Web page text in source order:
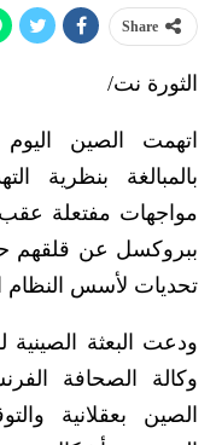
Share
الثورة نت/
اتهمت الصين
بالمبالغة بنظرية
مواجهات مفتعلة
ببروكسل عن قلقهم
تحديات لأسس النظام
ودعت البعثة الصينية
وكالة الصحافة
الصين بعقلانية